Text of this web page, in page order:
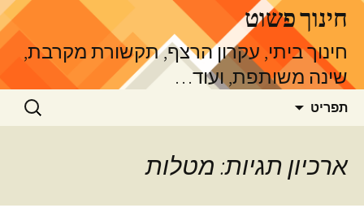
לדלג
לתוכןחינוך פשוט
חינוך ביתי, עקרון הרצף, תקשורת מקרבת,
שינה משותפת, ועוד…
תפריט חיפוש:
ארכיון תגיות: מטלות